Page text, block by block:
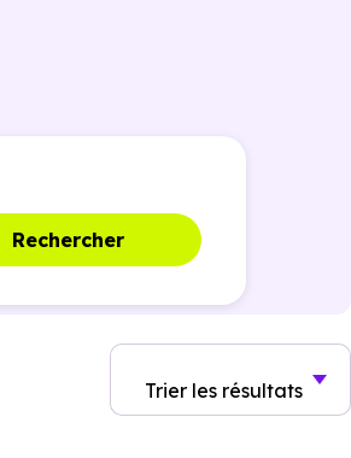
Rechercher
Trier les résultats